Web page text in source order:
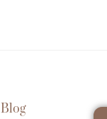
Blog